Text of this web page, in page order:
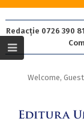
Redacție 0726 390
Welcome, Guest